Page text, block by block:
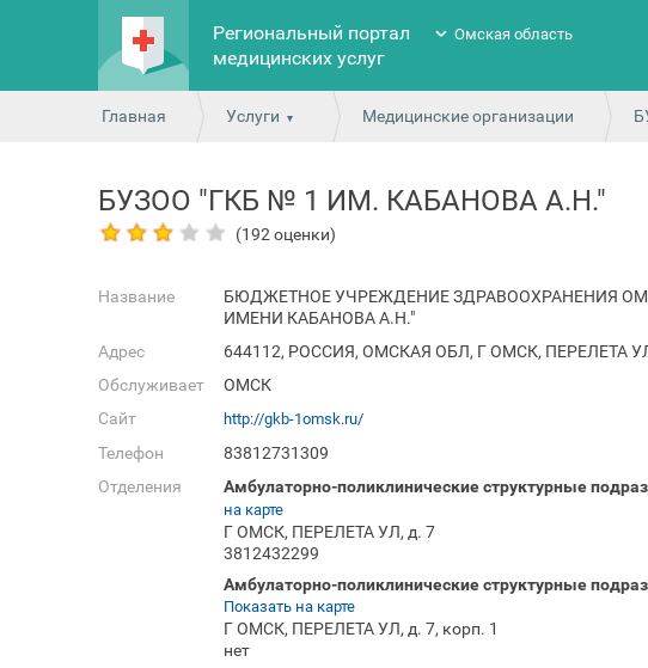
Региональный портал
медицинских услуг
Омская область
Главная Услуги Медицинские организации
БУЗОО "ГКБ № 1 ИМ. КАБАНОВА А.Н."
(192 оценки)
Название
БЮДЖЕТНОЕ УЧРЕЖДЕНИЕ ЗДРАВООХРАНЕНИЯ
ИМЕНИ КАБАНОВА А.Н."
Адрес
644112, РОССИЯ, ОМСКАЯ ОБЛ, Г ОМСК, ПЕРЕЛЕТА
Обслуживает
ОМСК
Сайт
http://gkb-1omsk.ru/
Телефон
83812731309
Отделения
Амбулаторно-поликлинические структурные
на карте
Г ОМСК, ПЕРЕЛЕТА УЛ, д. 7
3812432299
Амбулаторно-поликлинические структурные
Показать на карте
Г ОМСК, ПЕРЕЛЕТА УЛ, д. 7, корп. 1
нет